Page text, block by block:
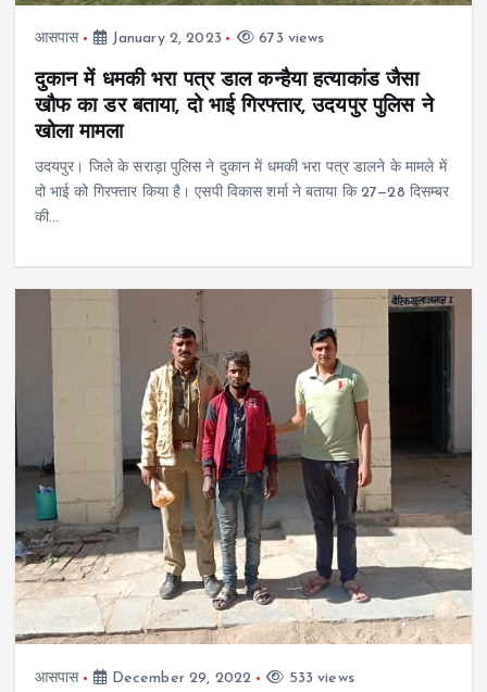
आसपास January 2, 2023 673 views
दुकान में धमकी भरा पत्र डाल कन्हैया हत्याकांड जैसा
खौफ का डर बताया, दो भाई गिरफ्तार, उदयपुर पुलिस ने
खोला मामला
उदयपुर। जिले के सराड़ा पुलिस ने दुकान में धमकी भरा पत्र डालने के मामले में
दो भाई को गिरफ्तार किया है। एसपी विकास शर्मा ने बताया कि 27—28 दिसम्बर
की…
आसपास December 29, 2022 533 views